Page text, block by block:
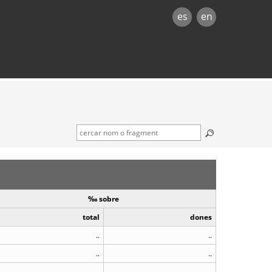
es en
‰ sobre
total
dones
..
..
..
..